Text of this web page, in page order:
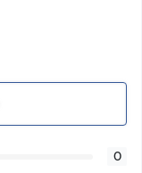
0